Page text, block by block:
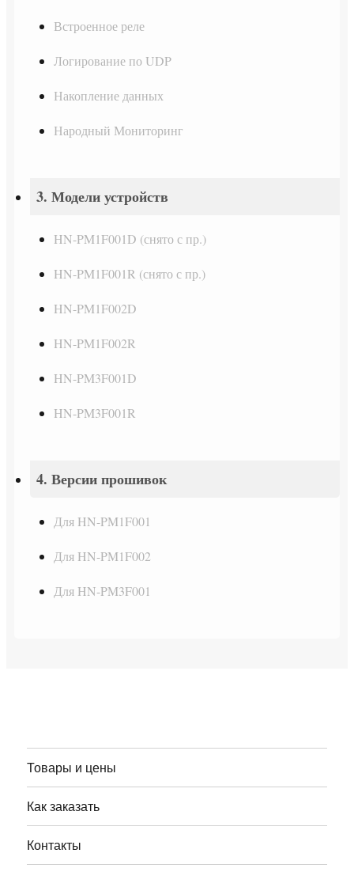
Встроенное реле
Логирование по UDP
Накопление данных
Народный Мониторинг
3. Модели устройств
HN-PM1F001D (снято с пр.)
HN-PM1F001R (снято с пр.)
HN-PM1F002D
HN-PM1F002R
HN-PM3F001D
HN-PM3F001R
4. Версии прошивок
Для HN-PM1F001
Для HN-PM1F002
Для HN-PM3F001
Товары и цены
Как заказать
Контакты